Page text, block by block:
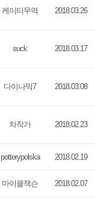
케이티무역 2018.03.26
suck 2018.03.17
다이나믹7 2018.03.08
차작가 2018.02.23
potterypolska 2018.02.19
마이클잭슨 2018.02.07